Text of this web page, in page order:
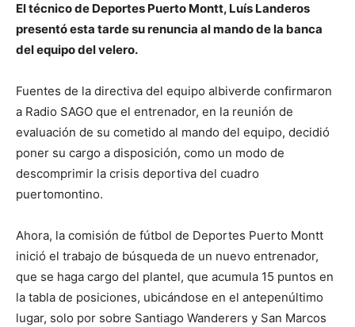
El técnico de Deportes Puerto Montt, Luís Landeros
presentó esta tarde su renuncia al mando de la banca
del equipo del velero.
Fuentes de la directiva del equipo albiverde confirmaron
a Radio SAGO que el entrenador, en la reunión de
evaluación de su cometido al mando del equipo, decidió
poner su cargo a disposición, como un modo de
descomprimir la crisis deportiva del cuadro
puertomontino.
Ahora, la comisión de fútbol de Deportes Puerto Montt
inició el trabajo de búsqueda de un nuevo entrenador,
que se haga cargo del plantel, que acumula 15 puntos en
la tabla de posiciones, ubicándose en el antepenúltimo
lugar, solo por sobre Santiago Wanderers y San Marcos